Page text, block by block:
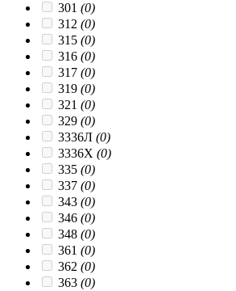
301 (0)
312 (0)
315 (0)
316 (0)
317 (0)
319 (0)
321 (0)
329 (0)
3336Л (0)
3336Х (0)
335 (0)
337 (0)
343 (0)
346 (0)
348 (0)
361 (0)
362 (0)
363 (0)